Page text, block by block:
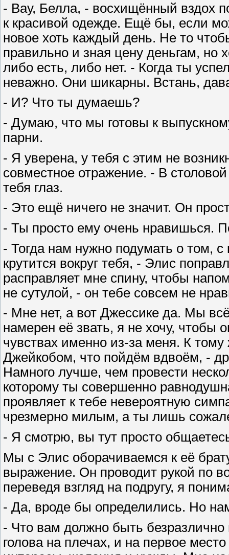
- Вау, Белла, - восхищённый вздох
к красивой одежде. Ещё бы, если
новое хоть каждый день. Не то
правильно и зная цену деньгам, но
либо есть, либо нет. - Когда ты
неважно. Они шикарны. Встань,
- И? Что ты думаешь?
- Думаю, что мы готовы к
парни.
- Я уверена, у тебя с этим не
совместное отражение. - В
тебя глаз.
- Это ещё ничего не значит. Он
- Ты просто ему очень нравишься.
- Тогда нам нужно подумать о том,
крутится вокруг тебя, - Элис
расправляет мне спину, чтобы
не сутулой, - он тебе совсем не
- Мне нет, а вот Джессике да. Мы
намерен её звать, я не хочу, чтобы
чувствах именно из-за меня. К
Джейкобом, что пойдём вдвоём, -
Намного лучше, чем провести
которому ты совершенно
проявляет к тебе невероятную
чрезмерно милым, а ты лишь
- Я смотрю, вы тут просто
Мы с Элис оборачиваемся к её
выражение. Он проводит рукой по
переведя взгляд на подругу, я
- Да, вроде бы определились. Но
- Что вам должно быть
голова на плечах, и на первое